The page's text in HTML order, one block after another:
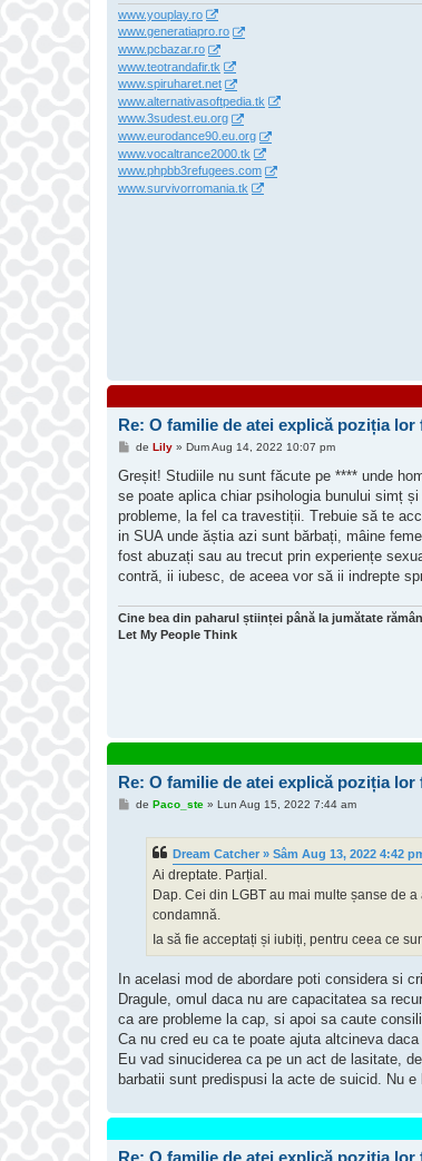
www.youplay.ro
www.generatiapro.ro
www.pcbazar.ro
www.teotrandafir.tk
www.spiruharet.net
www.alternativasoftpedia.tk
www.3sudest.eu.org
www.eurodance90.eu.org
www.vocaltrance2000.tk
www.phpbb3refugees.com
www.survivorromania.tk
Re: O familie de atei explică poziția lor
M
s
j
de Lily» Dum Aug 14, 2022 10:07 pm
Greșit! Studiile nu sunt făcute pe **** unde
se poate aplica chiar psihologia bunului simț
probleme, la fel ca travestiții. Trebuie să te
in SUA unde ăștia azi sunt bărbați, mâine
fost abuzați sau au trecut prin experiențe
contră, ii iubesc, de aceea vor să ii indrepte
Cine bea din paharul științei până la jumătate
Let My People Think
Re: O familie de atei explică poziția lor
Mde Paco_ste» Lun Aug 15, 2022 7:44 am
Dream Catcher » Sâm Aug 13, 2022 4:42
Ai dreptate. Parțial.
Dap. Cei din LGBT au mai multe șanse de
condamnă.
Ia să fie acceptați și iubiți, pentru ceea ce
In acelasi mod de abordare poti considera si
Dragule, omul daca nu are capacitatea sa
ca are probleme la cap, si apoi sa caute
Ca nu cred eu ca te poate ajuta altcineva
Eu vad sinuciderea ca pe un act de lasitate,
barbatii sunt predispusi la acte de suicid. Nu